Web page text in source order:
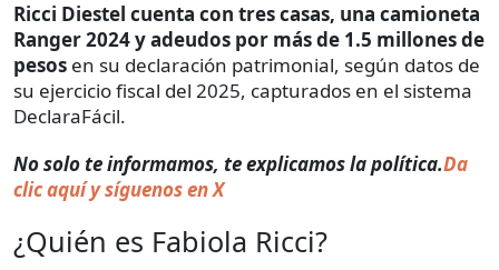
Ricci Diestel cuenta con tres casas, una camioneta
Ranger 2024 y adeudos por más de 1.5 millones de
pesos en su declaración patrimonial, según datos de
su ejercicio fiscal del 2025, capturados en el sistema
DeclaraFácil.
No solo te informamos, te explicamos la política.Da
clic aquí y síguenos en X
¿Quién es Fabiola Ricci?